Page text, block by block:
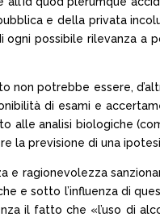
e della privata
possibile rilevanza
non potrebbe essere,
di esami e
analisi biologiche
la previsione di una
e ragionevolezza
e sotto l’influenza di
il fatto che «l’uso di